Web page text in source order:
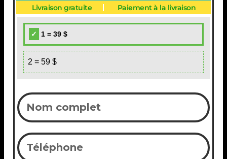
Livraison gratuite Paiement à la livraison
1 = 39 $
2 = 59 $